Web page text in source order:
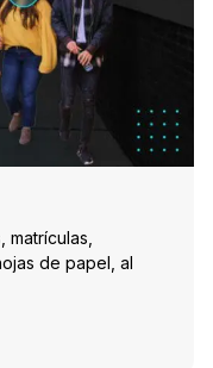
de papel, al